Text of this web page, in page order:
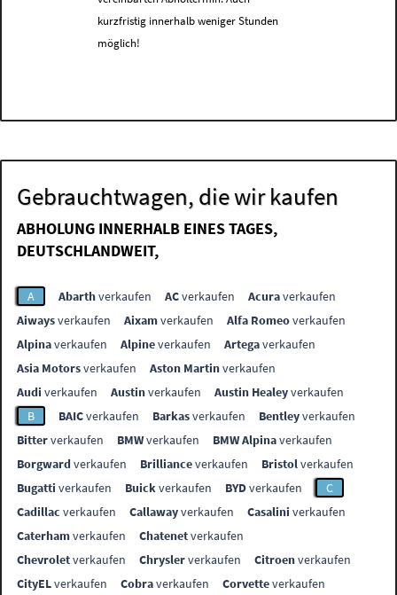
kurzfristig innerhalb weniger Stunden
möglich!
Gebrauchtwagen, die wir kaufen
ABHOLUNG INNERHALB EINES TAGES,
DEUTSCHLANDWEIT,
A Abarthverkaufen ACverkaufen Acuraverkaufen
Aiwaysverkaufen Aixamverkaufen Alfa Romeoverkaufen
Alpinaverkaufen Alpineverkaufen Artegaverkaufen
Asia Motorsverkaufen Aston Martinverkaufen
Audi verkaufen Austinverkaufen Austin Healeyverkaufen
B
BAICverkaufen Barkasverkaufen Bentleyverkaufen
Bitterverkaufen BMWverkaufen BMW Alpinaverkaufen
Borgwardverkaufen Brillianceverkaufen Bristolverkaufen
Bugatti verkaufen Buickverkaufen BYDverkaufen
C
Cadillac verkaufen Callawayverkaufen Casalini verkaufen
Caterhamverkaufen Chatenetverkaufen
Chevroletverkaufen Chryslerverkaufen Citroenverkaufen
CityELverkaufen Cobraverkaufen Corvetteverkaufen